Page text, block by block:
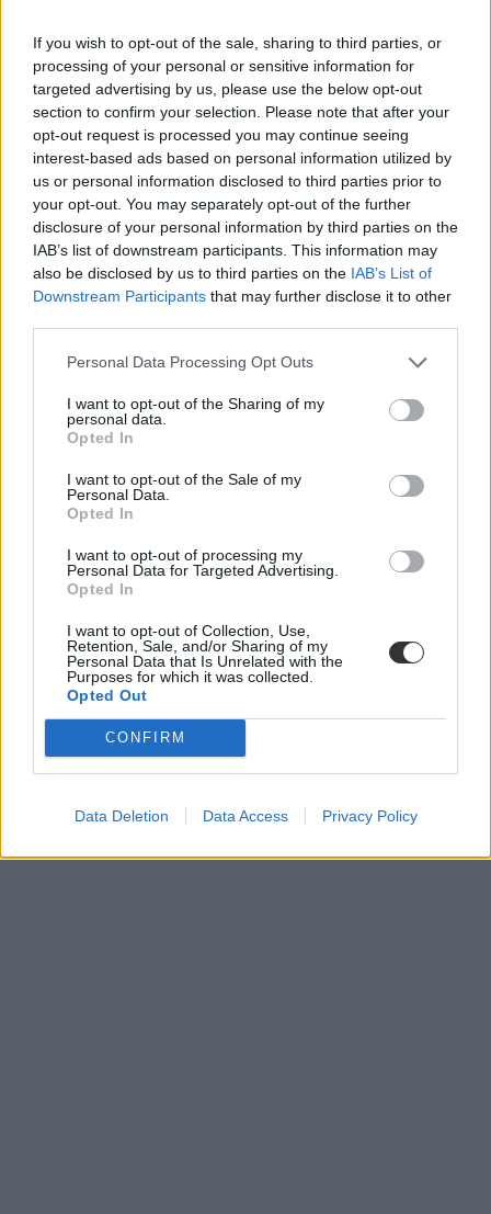
If you wish to opt-out of the sale, sharing to third parties, or
processing of your personal or sensitive information for
targeted advertising by us, please use the below opt-out
section to confirm your selection. Please note that after your
opt-out request is processed you may continue seeing
interest-based ads based on personal information utilized by
us or personal information disclosed to third parties prior to
your opt-out. You may separately opt-out of the further
disclosure of your personal information by third parties on the
IAB’s list of downstream participants. This information may
also be disclosed by us to third parties on the IAB’s List of
Downstream Participants that may further disclose it to other
Personal Data Processing Opt Outs
I want to opt-out of the Sharing of my
personal data.
Opted In
I want to opt-out of the Sale of my
Personal Data.
Opted In
I want to opt-out of processing my
Personal Data for Targeted Advertising.
Opted In
I want to opt-out of Collection, Use,
Retention, Sale, and/or Sharing of my
Personal Data that Is Unrelated with the
Purposes for which it was collected.
Opted Out
CONFIRM
Data Deletion Data Access Privacy Policy
pótfelvételi jelentkezés
pótfelvételi
egyetemi felvételi
pótfelvételi ponthatárok
pótfelvételi ponthatárok 2021